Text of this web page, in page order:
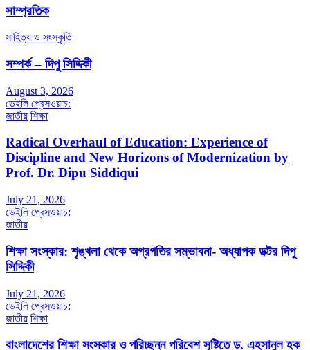
সাম্প্রতিক
সাহিত্য ও সংস্কৃতি
সম্পর্ক – দিপু সিদ্দিকী
August 3, 2026
ডেইলি প্রেসওয়াচ:
জাতীয় শিক্ষা
Radical Overhaul of Education: Experience of
Discipline and New Horizons of Modernization by
Prof. Dr. Dipu Siddiqui
July 21, 2026
ডেইলি প্রেসওয়াচ:
জাতীয়
শিক্ষা সংস্কার: শৃঙ্খলা থেকে অগ্রগতির সম্ভাবনা- অধ্যাপক ডক্টর দিপু
সিদ্দিকী
July 21, 2026
ডেইলি প্রেসওয়াচ:
জাতীয় শিক্ষা
বাংলাদেশের শিক্ষা সংস্কার ও পরিচ্ছন্ন পরিবেশ সৃষ্টিতে ড. এহসানুল হক